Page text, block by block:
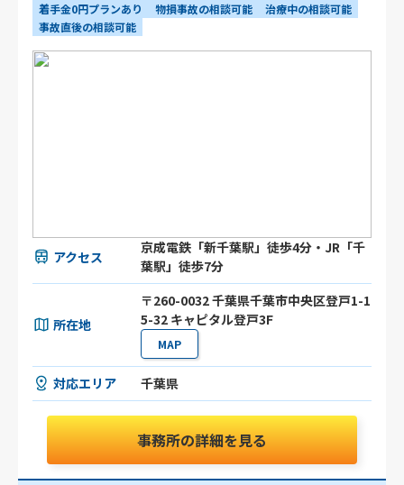
着手金0円プランあり
物損事故の相談可能
治療中の相談可能
事故直後の相談可能
アクセス
京成電鉄「新千葉駅」徒歩4分・JR「千
葉駅」徒歩7分
所在地
〒260-0032 千葉県千葉市中央区登戸1-1
5-32 キャピタル登戸3F
MAP
対応エリア 千葉県
事務所の詳細を見る